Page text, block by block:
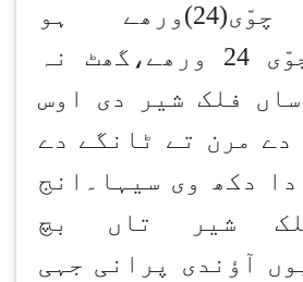
ہوواں،پر چوّی(24)ورھے ہو
گئے،پورے چوّی 24 ورھے،گھٹ نہ
فلک شیر دی اوس
دے مرن تے ٹانگے دے
دکھ وی سیہا۔انج
شیر تاں بچ
آؤندی پرانی جہی